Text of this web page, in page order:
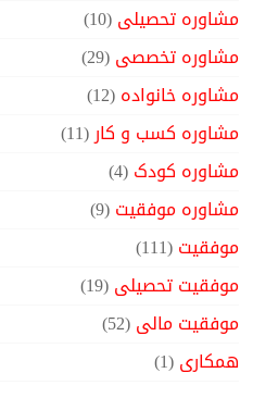
مشاوره تحصیلی(10)
مشاوره تخصصی(29)
مشاوره خانواده(12)
مشاوره کسب و کار(11)
مشاوره کودک(4)
مشاوره موفقیت(9)
موفقیت(111)
موفقیت تحصیلی(19)
موفقیت مالی(52)
همکاری(1)